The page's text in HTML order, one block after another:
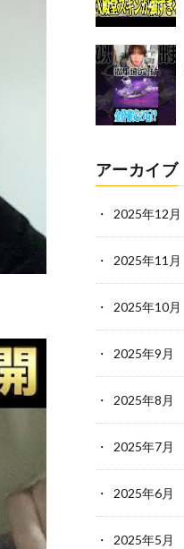
アーカイブ
2025年12月
2025年11月
2025年10月
2025年9月
2025年8月
2025年7月
2025年6月
2025年5月